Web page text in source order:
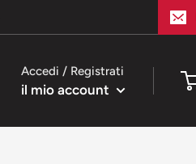
Accedi / Registrati
il mio account